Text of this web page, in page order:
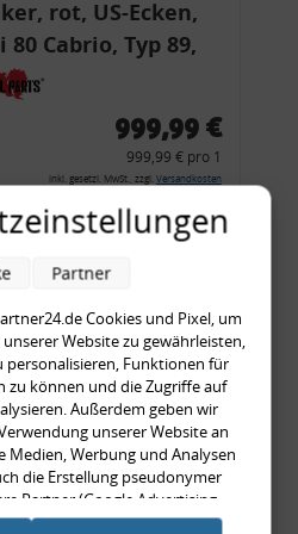
rot, US-Ecken,
80 Cabrio, Typ 89,
8G0945225 +
999,99 €
999,99 € pro 1
inkl. gesetzl. MwSt., zzgl. Versandkosten
Artikel
SOON!
/
Set, Audi
Coupe, S2, (6x
2x Kappe,
389,90 €
Cookies und Pixel, um
Website zu gewährleisten,
personalisieren, Funktionen für
zu können und die Zugriffe auf
Außerdem geben wir
unserer Website an
Medien, Werbung und Analysen
die Erstellung pseudonymer
Partner (Google Advertising
möglicherweise mit
Partner